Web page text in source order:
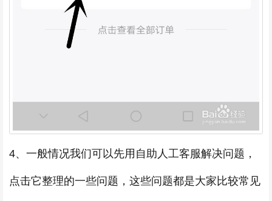
4、一般情况我们可以先用自助人工客服解决问题，
点击它整理的一些问题，这些问题都是大家比较常见